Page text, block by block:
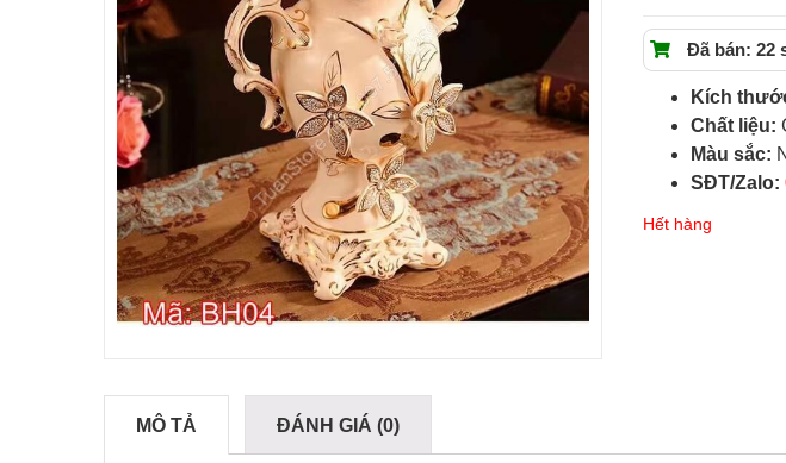
Đã bán: 22
Kích
Chất liệu:
Màu sắc:
SĐT/Zalo:
Hết hàng
MÔ TẢ ĐÁNH GIÁ (0)